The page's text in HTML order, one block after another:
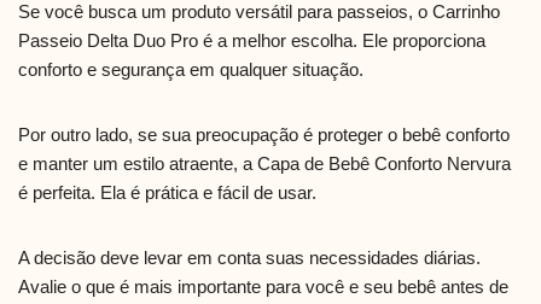
Se você busca um produto versátil para passeios, o Carrinho
Passeio Delta Duo Pro é a melhor escolha. Ele proporciona
conforto e segurança em qualquer situação.
Por outro lado, se sua preocupação é proteger o bebê conforto
e manter um estilo atraente, a Capa de Bebê Conforto Nervura
é perfeita. Ela é prática e fácil de usar.
A decisão deve levar em conta suas necessidades diárias.
Avalie o que é mais importante para você e seu bebê antes de